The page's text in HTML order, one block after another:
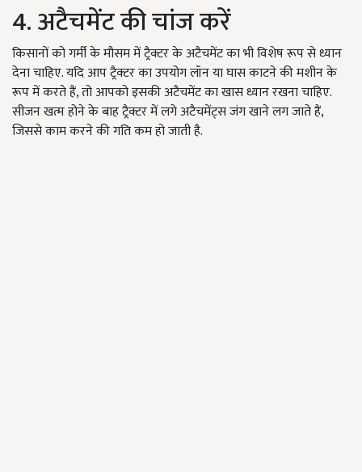
4. अटैचमेंट की चांज करें
किसानों को गर्मी के मौसम में ट्रैक्टर के अटैचमेंट का भी विशेष रूप से ध्यान
देना चाहिए. यदि आप ट्रैक्टर का उपयोग लॉन या घास काटने की मशीन के
रूप में करते हैं, तो आपको इसकी अटैचमेंट का खास ध्यान रखना चाहिए.
सीजन खत्म होने के बाह ट्रैक्टर में लगे अटैचमेंट्स जंग खाने लग जाते हैं,
जिससे काम करने की गति कम हो जाती है.